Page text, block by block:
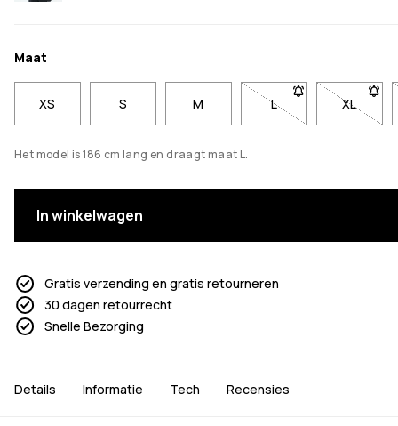
Maat
XS S M L- Maat L nietXL- Maat
Het model is 186 cm lang en draagt maat L.
In winkelwagen
Gratis verzending en gratis retourneren
30 dagen retourrecht
Snelle Bezorging
Details Informatie Tech Recensies